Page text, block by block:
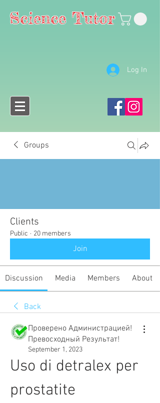
Science Tutor
Log In
Groups
Clients
Public · 20 members
Join
Discussion Media Members About
Back
Проверено Администрацией!
Превосходный Результат!
September 1, 2023
Uso di detralex per
prostatite